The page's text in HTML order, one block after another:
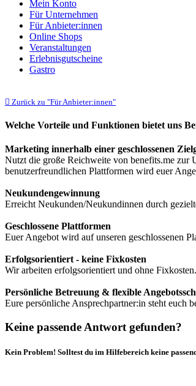
Mein Konto
Für Unternehmen
Für Anbieter:innen
Online Shops
Veranstaltungen
Erlebnisgutscheine
Gastro
Zurück zu "Für Anbieter:innen"
Welche Vorteile und Funktionen bietet uns
Marketing innerhalb einer geschlossenen
Nutzt die große Reichweite von benefits.me zur
benutzerfreundlichen Plattformen wird euer
Neukundengewinnung
Erreicht Neukunden/Neukundinnen durch
Geschlossene Plattformen
Euer Angebot wird auf unseren geschlossenen
Erfolgsorientiert - keine Fixkosten
Wir arbeiten erfolgsorientiert und ohne
Persönliche Betreuung & flexible
Eure persönliche Ansprechpartner:in steht euch
Keine passende Antwort gefunden?
Kein Problem! Solltest du im Hilfebereich keine